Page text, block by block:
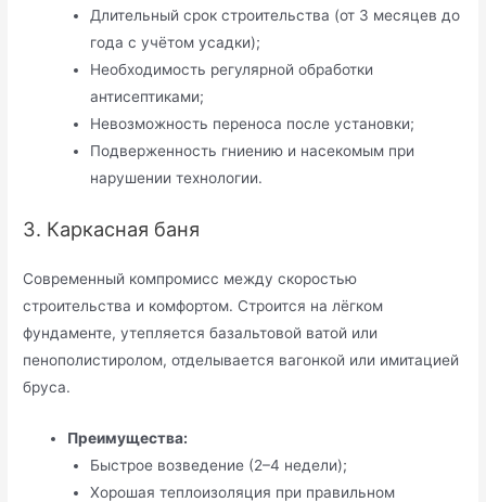
Длительный срок строительства (от 3 месяцев до
года с учётом усадки);
Необходимость регулярной обработки
антисептиками;
Невозможность переноса после установки;
Подверженность гниению и насекомым при
нарушении технологии.
3. Каркасная баня
Современный компромисс между скоростью
строительства и комфортом. Строится на лёгком
фундаменте, утепляется базальтовой ватой или
пенополистиролом, отделывается вагонкой или имитацией
бруса.
Преимущества:
Быстрое возведение (2–4 недели);
Хорошая теплоизоляция при правильном